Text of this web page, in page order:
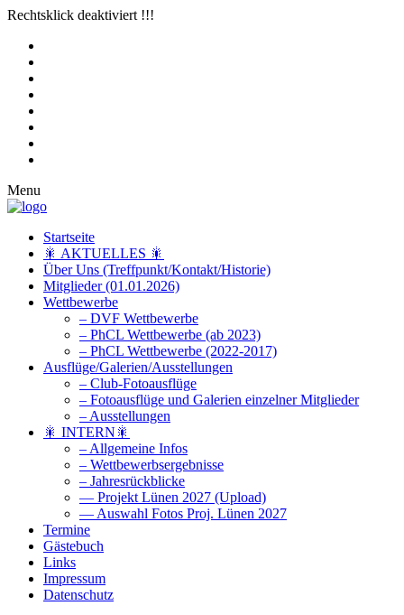
Rechtsklick deaktiviert !!!
Menu
Startseite
🎇 AKTUELLES 🎇
Über Uns (Treffpunkt/Kontakt/Historie)
Mitglieder (01.01.2026)
Wettbewerbe
– DVF Wettbewerbe
– PhCL Wettbewerbe (ab 2023)
– PhCL Wettbewerbe (2022-2017)
Ausflüge/Galerien/Ausstellungen
– Club-Fotoausflüge
– Fotoausflüge und Galerien einzelner Mitglieder
– Ausstellungen
🎇 INTERN🎇
– Allgemeine Infos
– Wettbewerbsergebnisse
– Jahresrückblicke
— Projekt Lünen 2027 (Upload)
— Auswahl Fotos Proj. Lünen 2027
Termine
Gästebuch
Links
Impressum
Datenschutz